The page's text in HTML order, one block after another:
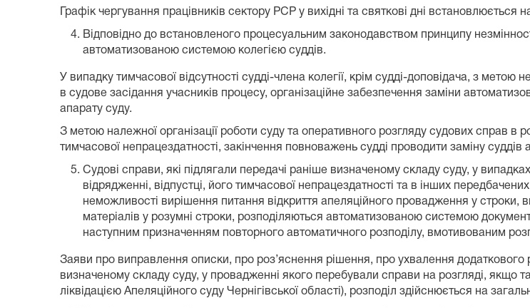
Графік чергування працівників сектору РСР у вихідні та святкові дні встановлюється
Відповідно до встановленого процесуальним законодавством принципу
автоматизованою системою колегією суддів.
У випадку тимчасової відсутності судді-члена колегії, крім судді-доповідача, з
в судове засідання учасників процесу, організаційне забезпечення заміни
апарату суду.
З метою належної організації роботи суду та оперативного розгляду судових справ в
тимчасової непрацездатності, закінчення повноважень судді проводити заміну
Судові справи, які підлягали передачі раніше визначеному складу суду, у
відрядженні, відпустці, його тимчасової непрацездатності та в інших
неможливості вирішення питання відкриття апеляційного провадження у строки,
матеріалів у розумні строки, розподіляються автоматизованою системою
наступним призначенням повторного автоматичного розподілу, вмотивованим
Заяви про виправлення описки, про роз’яснення рішення, про ухвалення
визначеному складу суду, у провадженні якого перебували справи на розгляді, якщо
ліквідацією Апеляційного суду Чернігівської області), розподіл здійснюється на